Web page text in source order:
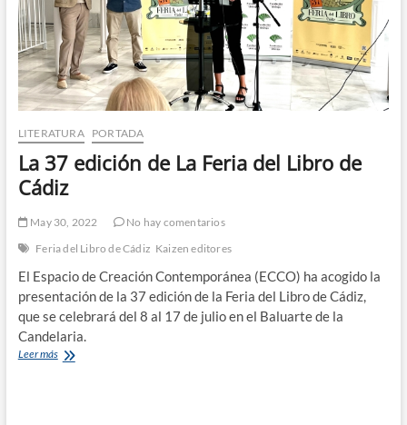
LITERATURA PORTADA
La 37 edición de La Feria del Libro de
Cádiz
May 30, 2022
No hay comentarios
Feria del Libro de Cádiz Kaizen editores
El Espacio de Creación Contemporánea (ECCO) ha acogido la
presentación de la 37 edición de la Feria del Libro de Cádiz,
que se celebrará del 8 al 17 de julio en el Baluarte de la
Candelaria.
Leer másLa